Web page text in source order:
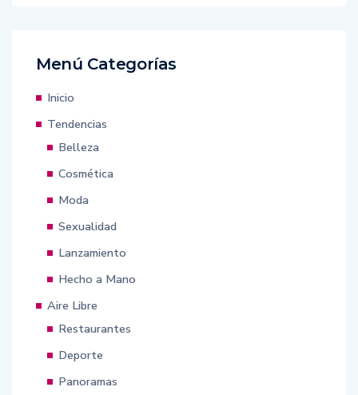
Menú Categorías
Inicio
Tendencias
Belleza
Cosmética
Moda
Sexualidad
Lanzamiento
Hecho a Mano
Aire Libre
Restaurantes
Deporte
Panoramas